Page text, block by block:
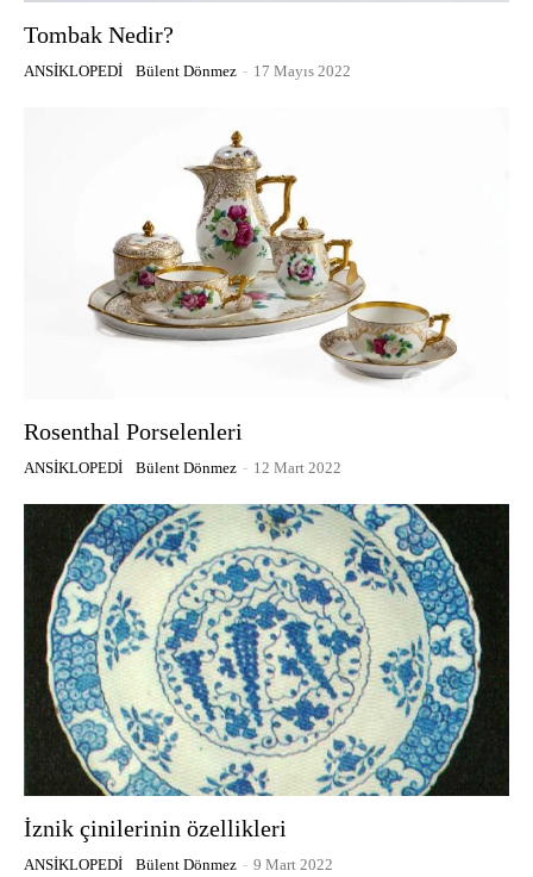
Tombak Nedir?
ANSIKLOPEDI Bülent Dönmez - 17 Mayıs 2022
Rosenthal Porselenleri
ANSIKLOPEDI Bülent Dönmez - 12 Mart 2022
İznik çinilerinin özellikleri
ANSIKLOPEDI Bülent Dönmez - 9 Mart 2022